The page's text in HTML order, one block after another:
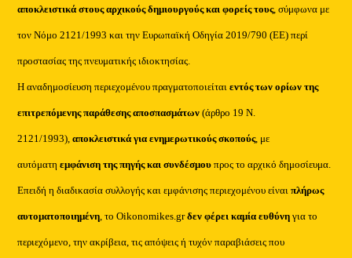
αποκλειστικά στους αρχικούς δημιουργούς και φορείς τους, σύμφωνα με
τον Νόμο 2121/1993 και την Ευρωπαϊκή Οδηγία 2019/790 (ΕΕ) περί
προστασίας της πνευματικής ιδιοκτησίας.
Η αναδημοσίευση περιεχομένου πραγματοποιείταιεντός των ορίων της
επιτρεπόμενης παράθεσης αποσπασμάτων (άρθρο 19 Ν.
2121/1993), αποκλειστικά για ενημερωτικούς σκοπούς, με
αυτόματηεμφάνιση της πηγής και συνδέσμου προς το αρχικό δημοσίευμα.
Επειδή η διαδικασία συλλογής και εμφάνισης περιεχομένου είναιπλήρως
αυτοματοποιημένη, το Oikonomikes.grδεν φέρει καμία ευθύνη για το
περιεχόμενο, την ακρίβεια, τις απόψεις ή τυχόν παραβιάσεις που